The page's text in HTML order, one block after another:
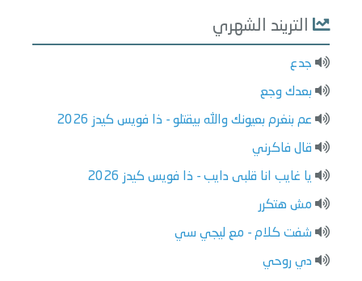
التريند الشهري
جدع
بعدك وجع
عم بنغرم بعيونك والله بيقتلو - ذا فويس كيدز 2026
قال فاكرني
يا غايب انا قلبى دايب - ذا فويس كيدز 2026
مش هتكرر
شفت كلام - مع ليجي سي
دي روحي